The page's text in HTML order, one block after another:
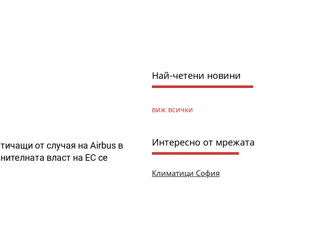
от случая на Airbus в
власт на ЕС се
Най-четени новини
виж всички
Интересно от мрежата
Климатици София